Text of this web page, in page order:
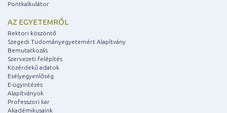
Pontkalkulátor
AZ EGYETEMRŐL
Rektori köszöntő
Szegedi Tudományegyetemért Alapítvány
Bemutatkozás
Szervezeti felépítés
Közérdekű adatok
Esélyegyenlőség
E-ügyintézés
Alapítványok
Professzori kar
Akadémikusaink